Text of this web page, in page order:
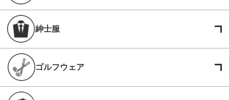
紳士服
ゴルフウェア